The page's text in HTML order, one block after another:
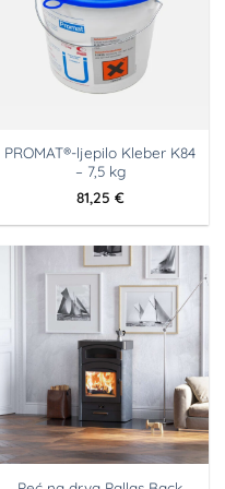
PROMAT®-ljepilo Kleber K84
– 7,5 kg
81,25 €